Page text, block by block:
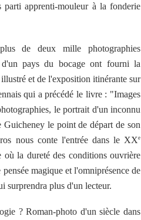
parti apprenti-mouleur à la fonderie
de deux mille photographies
d'un pays du bocage ont fourni la
et de l'exposition itinérante sur
qui a précédé le livre : "Images
le portrait d'un inconnu
le point de départ de son
nous conte l'entrée dans le XXe
où la dureté des conditions ouvrière
magique et l'omniprésence de
surprendra plus d'un lecteur.
? Roman-photo d'un siècle dans